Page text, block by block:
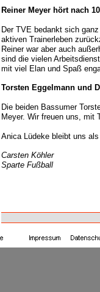
Reiner Meyer hört nach
Der TVE bedankt sich
aktiven Trainerleben
Reiner war aber auch
sind die vielen
mit viel Elan und Spaß
Torsten Eggelmann und
Die beiden Bassumer
Meyer. Wir freuen uns, mit
Anica Lüdeke bleibt uns
Carsten Köhler
Sparte Fußball